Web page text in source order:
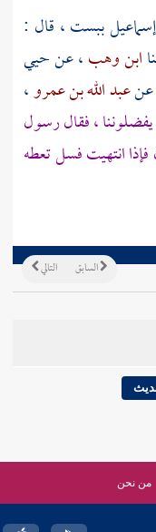
ببست ، قال :
ابن وهب، عنحيي
عنعبد الله بن عمرو،
، فقال رسول
انتهيت فسل تعطه
التالي السابق
من نحن